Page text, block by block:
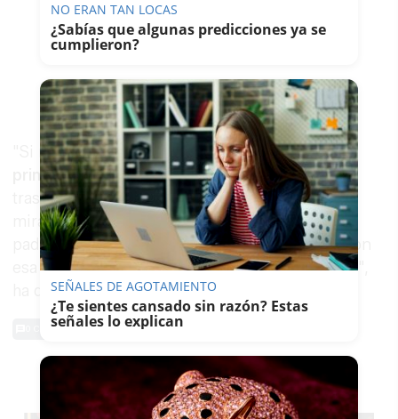
"Si me acuerdo que
con cinco años tuve mi
primer ordenador, eso no se me olvida. Se que
trasteaba con él, lo desmontaba, lo montaba, lo
miraba a fondo, instalaba programas. Para mis
padres era difícil de entender, tan pequeño y con
esa inquietud. Aun siguen un poco anonadados",
ha declarado.
0 Comentarios
TE PUEDE INTERESAR
NO ERAN TAN LOCAS
¿Sabías que algunas predicciones ya se
cumplieron?
SEÑALES DE AGOTAMIENTO
¿Te sientes cansado sin razón? Estas
señales lo explican